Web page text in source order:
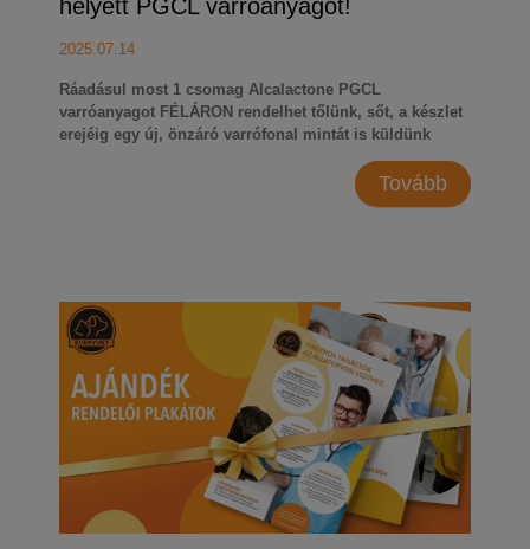
helyett PGCL varróanyagot!
2025.07.14
Ráadásul most 1 csomag Alcalactone PGCL
varróanyagot FÉLÁRON rendelhet tőlünk, sőt, a készlet
erejéig egy új, önzáró varrófonal mintát is küldünk
Tovább